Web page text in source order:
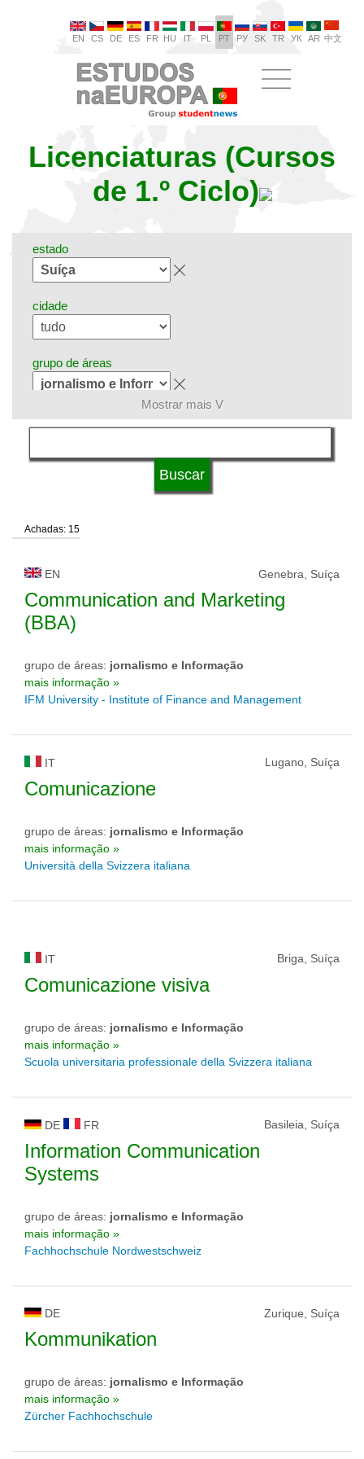
EN CS DE ES FR HU IT PL PT РУ SK TR УК AR 中文
Licenciaturas (Cursos
de 1.º Ciclo)
estado
cidade
grupo de áreas
língua
status de universidade
Mostrar mais V
Achadas: 15
EN Genebra, Suíça
Communication and Marketing
(BBA)
grupo de áreas: jornalismo e Informação
mais informação »
IFM University - Institute of Finance and Management
IT Lugano, Suíça
Comunicazione
grupo de áreas: jornalismo e Informação
mais informação »
Università della Svizzera italiana
IT Briga, Suíça
Comunicazione visiva
grupo de áreas: jornalismo e Informação
mais informação »
Scuola universitaria professionale della Svizzera italiana
DE FR Basileia, Suíça
Information Communication
Systems
grupo de áreas: jornalismo e Informação
mais informação »
Fachhochschule Nordwestschweiz
DE Zurique, Suíça
Kommunikation
grupo de áreas: jornalismo e Informação
mais informação »
Zürcher Fachhochschule